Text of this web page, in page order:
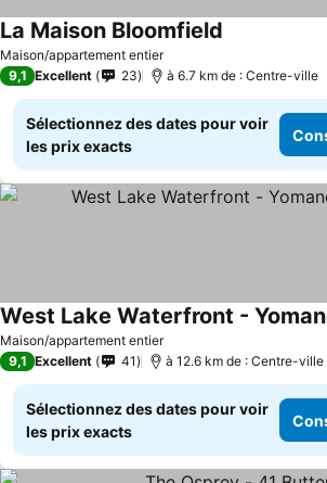
Maison/appartement entier
La Maison Bloomfield
9,1 Excellent 23 à 6.7 km de : Centre-ville
Sélectionnez des dates pour voir
les prix exacts
Maison/appartement entier
West Lake Waterfront -
9,1 Excellent 41 à 12.6 km de : Centre-ville
Sélectionnez des dates pour voir
les prix exacts